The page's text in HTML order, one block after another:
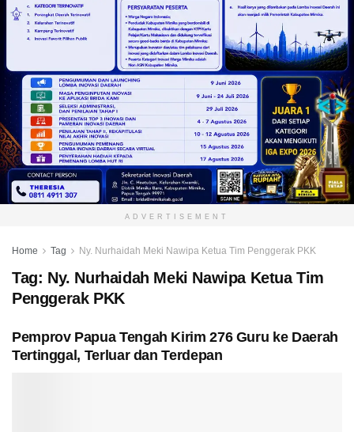
ADVERTISEMENT
Home Tag Ny. Nurhaidah Meki Nawipa Ketua Tim Penggerak PKK
Tag: Ny. Nurhaidah Meki Nawipa Ketua Tim
Penggerak PKK
Pemprov Papua Tengah Kirim 276 Guru ke Daerah
Tertinggal, Terluar dan Terdepan